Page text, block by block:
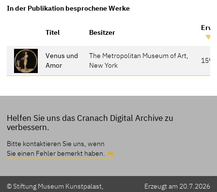
In der Publikation besprochene Werke
Titel Besitzer
Venus und
Amor
The Metropolitan Museum of Art,
New York
Helfen Sie uns das Cranach Digital Archive zu
verbessern.
Bitte kontaktieren Sie uns, wenn
Sie einen Fehler bemerkt haben.
© Stiftung Museum Kunstpalast,
Erzeugt am 20.7.2026